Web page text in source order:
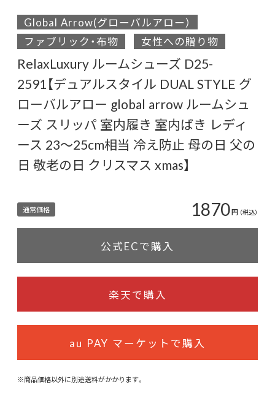
Global Arrow(グローバルアロー）
ファブリック・布物
女性への贈り物
RelaxLuxury ルームシューズ D25-
2591【デュアルスタイル DUAL STYLE グ
ローバルアロー global arrow ルームシュ
ーズ スリッパ 室内履き 室内ばき レディ
ース 23～25cm相当 冷え防止 母の日 父の
日 敬老の日 クリスマス xmas】
通常価格 1870円 （税込）
公式ECで購入
楽天で購入
au PAY マーケットで購入
※商品価格以外に別途送料がかかります。